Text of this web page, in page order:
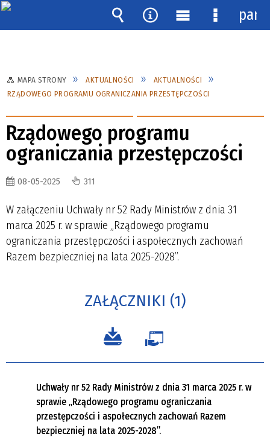
MAPA STRONY AKTUALNOŚCI
AKTUALNOŚCI
RZĄDOWEGO PROGRAMU OGRANICZANIA PRZESTĘPCZOŚCI
Rządowego programu
ograniczania przestępczości
08-05-2025 311
W załączeniu Uchwały nr 52 Rady Ministrów z dnia 31
marca 2025 r. w sprawie „Rządowego programu
ograniczania przestępczości i aspołecznych zachowań
Razem bezpieczniej na lata 2025-2028”.
ZAŁĄCZNIKI (1)
Uchwały nr 52 Rady Ministrów z dnia 31 marca 2025 r. w
sprawie „Rządowego programu ograniczania
przestępczości i aspołecznych zachowań Razem
bezpieczniej na lata 2025-2028”.
Wyszukiwarka
Narzędzia
MenuMenu